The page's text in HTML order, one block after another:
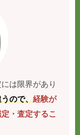
は限界があり
ので、経験が
・査定するこ